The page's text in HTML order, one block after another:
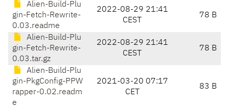
Alien-Build-Plu
gin-Fetch-Rewrite-
0.03.readme
2022-08-29 21:41
CEST
78 B
Alien-Build-Plu
gin-Fetch-Rewrite-
0.03.tar.gz
2022-08-29 21:41
CEST
78 B
Alien-Build-Plu
gin-PkgConfig-PPW
rapper-0.02.readm
e
2021-03-20 07:17
CET
83 B